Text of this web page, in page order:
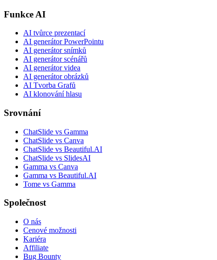
Funkce AI
AI tvůrce prezentací
AI generátor PowerPointu
AI generátor snímků
AI generátor scénářů
AI generátor videa
AI generátor obrázků
AI Tvorba Grafů
AI klonování hlasu
Srovnání
ChatSlide vs Gamma
ChatSlide vs Canva
ChatSlide vs Beautiful.AI
ChatSlide vs SlidesAI
Gamma vs Canva
Gamma vs Beautiful.AI
Tome vs Gamma
Společnost
O nás
Cenové možnosti
Kariéra
Affiliate
Bug Bounty